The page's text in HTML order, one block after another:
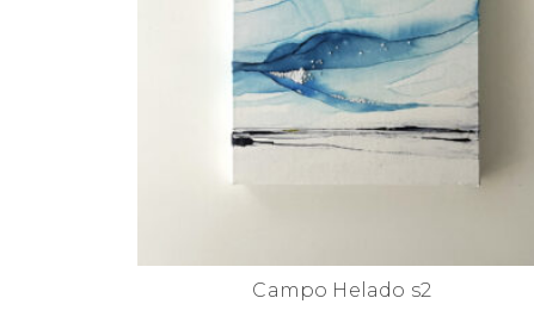
Campo Helado s2